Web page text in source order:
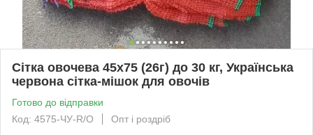
Сітка овочева 45х75 (26г) до 30 кг, Українська
червона сітка-мішок для овочів
Готово до відправки
Код: 4575-ЧУ-R/O
Опт і роздріб